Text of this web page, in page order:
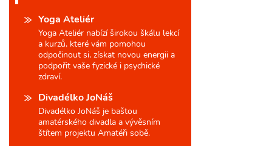
Yoga Ateliér
Yoga Ateliér nabízí širokou škálu lekcí
a kurzů, které vám pomohou
odpočinout si, získat novou energii a
podpořit vaše fyzické i psychické
zdraví.
Divadélko JoNáš
Divadélko JoNáš je baštou
amatérského divadla a vývěsním
štítem projektu Amatéři sobě.